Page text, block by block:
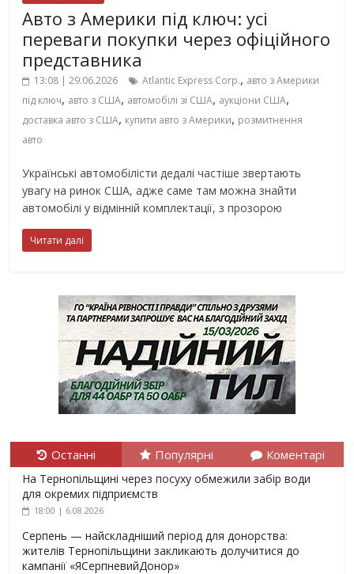
Авто з Америки під ключ: усі
переваги покупки через офіційного
представника
13:08 | 29.06.2026 Atlantic Express Corp., авто з Америки
під ключ, авто з США, автомобілі зі США, аукціони США,
доставка авто з США, купити авто з Америки, розмитнення
авто
Українські автомобілісти дедалі частіше звертають
увагу на ринок США, адже саме там можна знайти
автомобілі у відмінній комплектації, з прозорою
Читати далі
Останні Популярні Коментарі
На Тернопільщині через посуху обмежили забір води
для окремих підприємств
18:00 | 6.08.2026
Серпень — найскладніший період для донорства:
жителів Тернопільщини закликають долучитися до
кампанії «ЯСерпневийДонор»